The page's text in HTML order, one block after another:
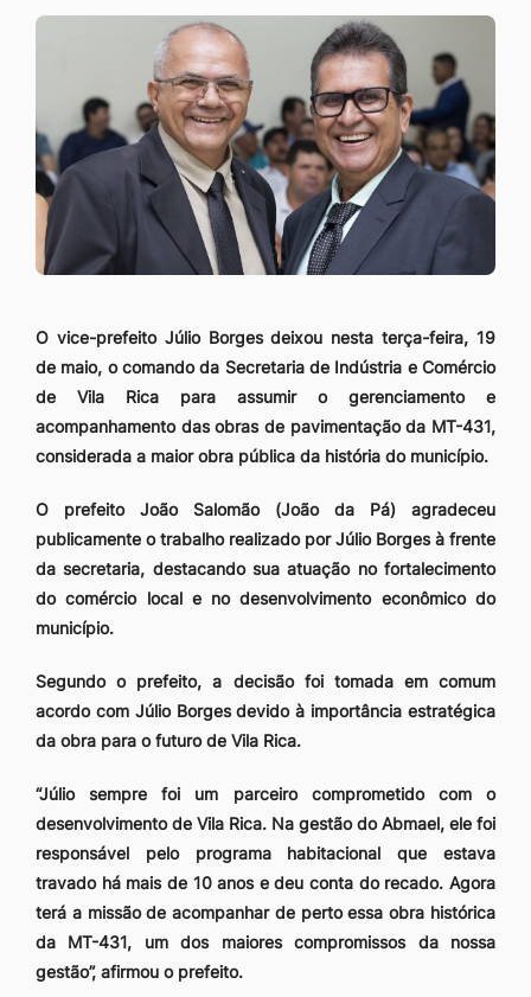
O vice-prefeito Júlio Borges deixou nesta terça-feira, 19
de maio, o comando da Secretaria de Indústria e Comércio
de Vila Rica para assumir o gerenciamento e
acompanhamento das obras de pavimentação da MT-431,
considerada a maior obra pública da história do município.
O prefeito João Salomão (João da Pá) agradeceu
publicamente o trabalho realizado por Júlio Borges à frente
da secretaria, destacando sua atuação no fortalecimento
do comércio local e no desenvolvimento econômico do
município.
Segundo o prefeito, a decisão foi tomada em comum
acordo com Júlio Borges devido à importância estratégica
da obra para o futuro de Vila Rica.
“Júlio sempre foi um parceiro comprometido com o
desenvolvimento de Vila Rica. Na gestão do Abmael, ele foi
responsável pelo programa habitacional que estava
travado há mais de 10 anos e deu conta do recado. Agora
terá a missão de acompanhar de perto essa obra histórica
da MT-431, um dos maiores compromissos da nossa
gestão”, afirmou o prefeito.